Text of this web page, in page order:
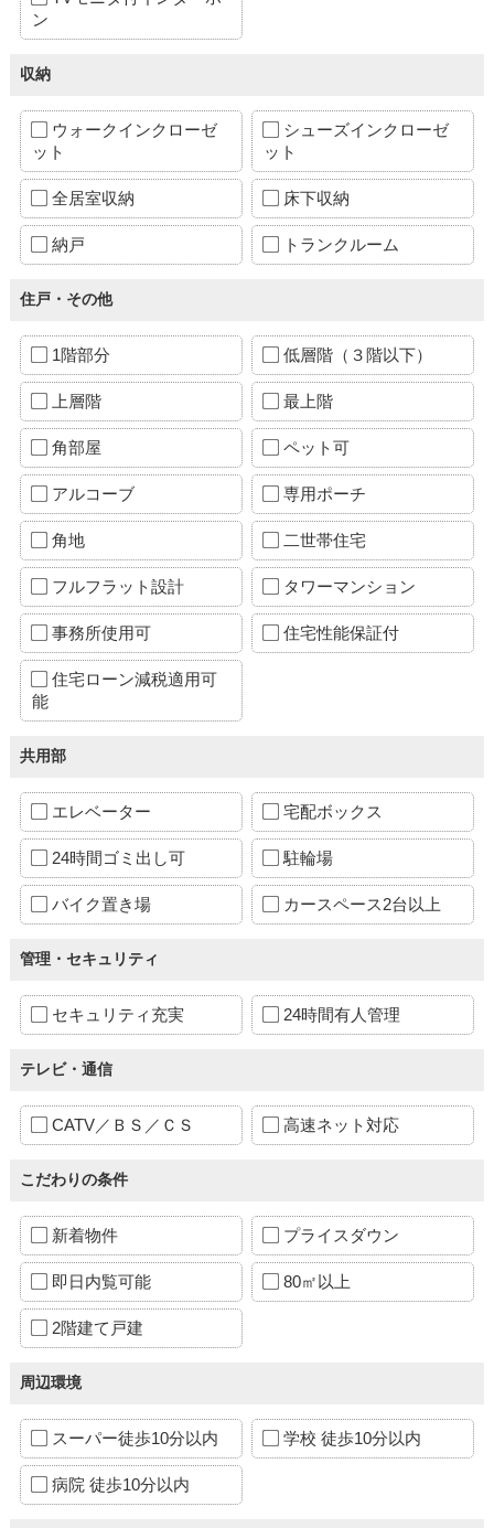
ン
収納
ウォークインクローゼ
ット
シューズインクローゼ
ット
全居室収納 床下収納
納戸 トランクルーム
住戸・その他
1階部分 低層階（３階以下）
上層階 最上階
角部屋 ペット可
アルコーブ 専用ポーチ
角地 二世帯住宅
フルフラット設計 タワーマンション
事務所使用可 住宅性能保証付
住宅ローン減税適用可
能
共用部
エレベーター 宅配ボックス
24時間ゴミ出し可 駐輪場
バイク置き場 カースペース2台以上
管理・セキュリティ
セキュリティ充実 24時間有人管理
テレビ・通信
CATV／ＢＳ／ＣＳ 高速ネット対応
こだわりの条件
新着物件 プライスダウン
即日内覧可能 80㎡以上
2階建て戸建
周辺環境
スーパー徒歩10分以内 学校 徒歩10分以内
病院 徒歩10分以内